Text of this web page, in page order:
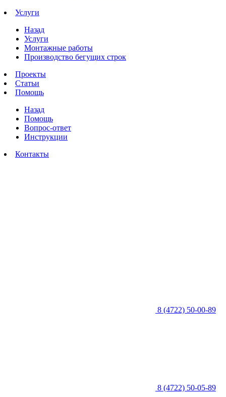
Услуги
Назад
Услуги
Монтажные работы
Производство бегущих строк
Проекты
Статьи
Помощь
Назад
Помощь
Вопрос-ответ
Инструкции
Контакты
8 (4722) 50-00-89
8 (4722) 50-05-89